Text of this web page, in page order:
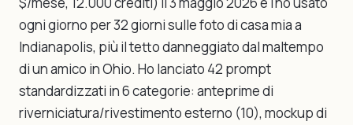
ogni giorno per 32 giorni sulle foto di casa mia a
Indianapolis, più il tetto danneggiato dal maltempo
di un amico in Ohio. Ho lanciato 42 prompt
standardizzati in 6 categorie: anteprime di
riverniciatura/rivestimento esterno (10), mockup di